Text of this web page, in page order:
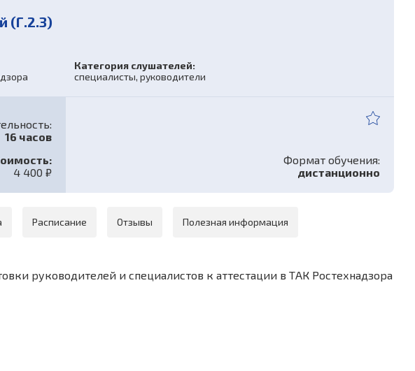
(Г.2.3)
Категория слушателей:
специалисты, руководители
16 часов
4 400 ₽
Формат обучения:
дистанционно
Расписание Отзывы Полезная информация
руководителей и специалистов к аттестации в ТАК Ростехнадзора